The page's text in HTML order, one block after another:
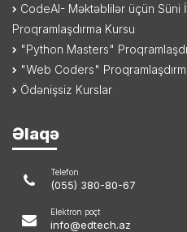
CodeAI- Məktəblilər üçün Süni
Proqramlaşdırma Kursu
"Python Masters"
"Web Coders"
Ödənişsiz Kurslar
Əlaqə
Telefon
(055) 380-80-67
Elektron poçt
info@edtech.az